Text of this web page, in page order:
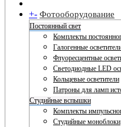
+- Фотооборудование
Постоянный свет
Комплекты
Галогенные
Флуоресцентные
Светодиодные LED
Кольцевые осветители
Патроны для ламп
Студийные вспышки
Комплекты
Студийные моноблоки